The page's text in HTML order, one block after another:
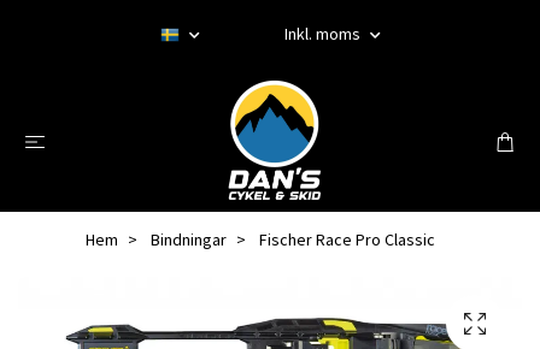
Inkl. moms
Hem Bindningar Fischer Race Pro Classic